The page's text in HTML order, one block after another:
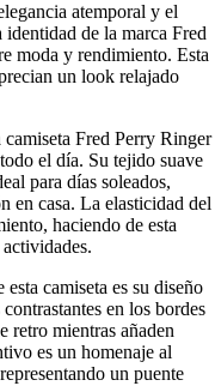
atemporal y el
de la marca Fred
moda y rendimiento. Esta
un look relajado
Fred Perry Ringer
el día. Su tejido suave
para días soleados,
en casa. La elasticidad del
haciendo de esta
camiseta es su diseño
en los bordes
retro mientras añaden
es un homenaje al
un puente